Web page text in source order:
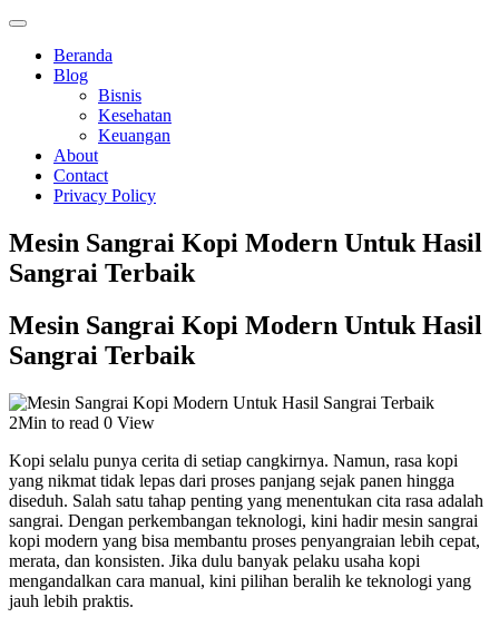
Beranda
Blog
Bisnis
Kesehatan
Keuangan
About
Contact
Privacy Policy
Mesin Sangrai Kopi Modern Untuk Hasil
Sangrai Terbaik
Mesin Sangrai Kopi Modern Untuk Hasil
Sangrai Terbaik
2Min to read 0 View
Kopi selalu punya cerita di setiap cangkirnya. Namun, rasa kopi
yang nikmat tidak lepas dari proses panjang sejak panen hingga
diseduh. Salah satu tahap penting yang menentukan cita rasa adalah
sangrai. Dengan perkembangan teknologi, kini hadir mesin sangrai
kopi modern yang bisa membantu proses penyangraian lebih cepat,
merata, dan konsisten. Jika dulu banyak pelaku usaha kopi
mengandalkan cara manual, kini pilihan beralih ke teknologi yang
jauh lebih praktis.